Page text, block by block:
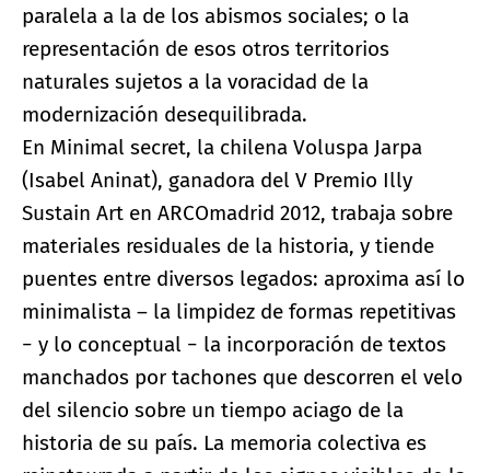
paralela a la de los abismos sociales; o la
representación de esos otros territorios
naturales sujetos a la voracidad de la
modernización desequilibrada.
En Minimal secret, la chilena Voluspa Jarpa
(Isabel Aninat), ganadora del V Premio Illy
Sustain Art en ARCOmadrid 2012, trabaja sobre
materiales residuales de la historia, y tiende
puentes entre diversos legados: aproxima así lo
minimalista – la limpidez de formas repetitivas
− y lo conceptual − la incorporación de textos
manchados por tachones que descorren el velo
del silencio sobre un tiempo aciago de la
historia de su país. La memoria colectiva es